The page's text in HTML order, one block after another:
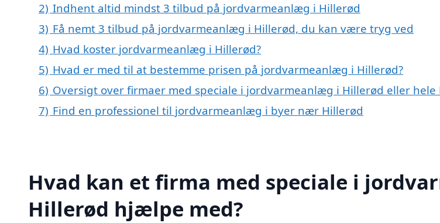
2) Indhent altid mindst 3 tilbud på jordvarmeanlæg i Hillerød
3) Få nemt 3 tilbud på jordvarmeanlæg i Hillerød, du kan være tryg ved
4) Hvad koster jordvarmeanlæg i Hillerød?
5) Hvad er med til at bestemme prisen på jordvarmeanlæg i Hillerød?
6) Oversigt over firmaer med speciale i jordvarmeanlæg i Hillerød eller hele
7) Find en professionel til jordvarmeanlæg i byer nær Hillerød
Hvad kan et firma med speciale i
Hillerød hjælpe med?